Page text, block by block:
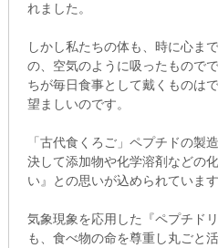
れました。
しかし私たちの体も、時に心ま
の、空気のように吸ったもので
ちが毎日食事として戴くものは
望ましいのです。
「古代食くろご」ペプチドの製
決して添加物や化学溶剤などの
い』との思いが込められています
気象現象を応用した『ペプチド
も、食べ物の命を尊重し丸ごと